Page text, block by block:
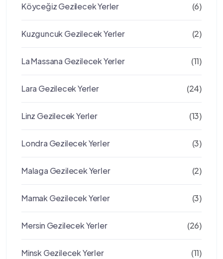
Köyceğiz Gezilecek Yerler (6)
Kuzguncuk Gezilecek Yerler (2)
La Massana Gezilecek Yerler (11)
Lara Gezilecek Yerler (24)
Linz Gezilecek Yerler (13)
Londra Gezilecek Yerler (3)
Malaga Gezilecek Yerler (2)
Mamak Gezilecek Yerler (3)
Mersin Gezilecek Yerler (26)
Minsk Gezilecek Yerler (11)